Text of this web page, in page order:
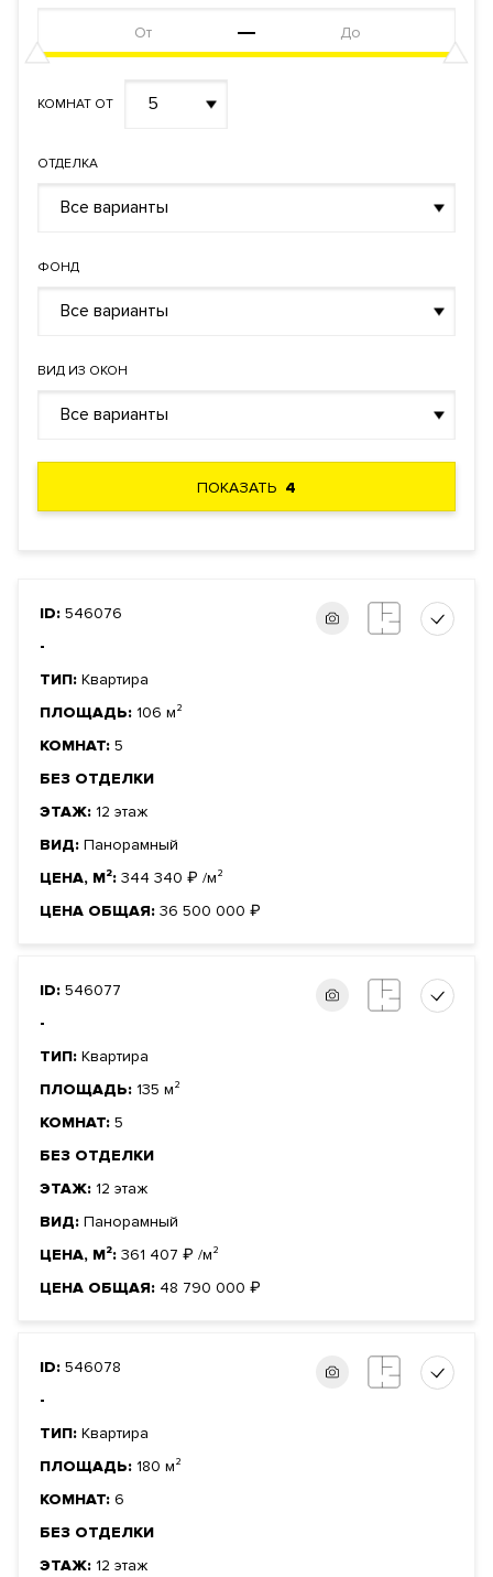
КОМНАТ ОТ 5
ОТДЕЛКА
Все варианты
ФОНД
Все варианты
ВИД ИЗ ОКОН
Все варианты
ПОКАЗАТЬ 4
ID: 546076
-
ТИП: Квартира
ПЛОЩАДЬ: 106 м²
КОМНАТ: 5
БЕЗ ОТДЕЛКИ
ЭТАЖ: 12 этаж
ВИД: Панорамный
ЦЕНА, М²: 344 340 ₽ /м²
ЦЕНА ОБЩАЯ: 36 500 000 ₽
ID: 546077
-
ТИП: Квартира
ПЛОЩАДЬ: 135 м²
КОМНАТ: 5
БЕЗ ОТДЕЛКИ
ЭТАЖ: 12 этаж
ВИД: Панорамный
ЦЕНА, М²: 361 407 ₽ /м²
ЦЕНА ОБЩАЯ: 48 790 000 ₽
ID: 546078
-
ТИП: Квартира
ПЛОЩАДЬ: 180 м²
КОМНАТ: 6
БЕЗ ОТДЕЛКИ
ЭТАЖ: 12 этаж